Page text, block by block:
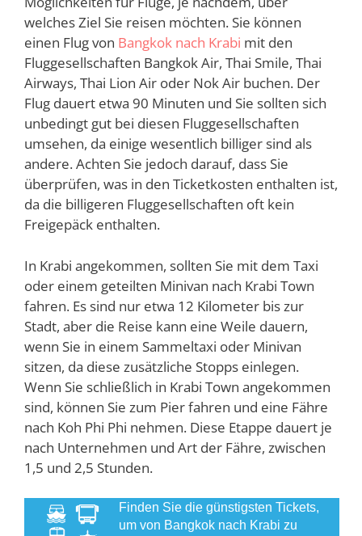
welches Ziel Sie reisen möchten. Sie können
einen Flug von Bangkok nach Krabi mit den
Fluggesellschaften Bangkok Air, Thai Smile, Thai
Airways, Thai Lion Air oder Nok Air buchen. Der
Flug dauert etwa 90 Minuten und Sie sollten sich
unbedingt gut bei diesen Fluggesellschaften
umsehen, da einige wesentlich billiger sind als
andere. Achten Sie jedoch darauf, dass Sie
überprüfen, was in den Ticketkosten enthalten ist,
da die billigeren Fluggesellschaften oft kein
Freigepäck enthalten.
In Krabi angekommen, sollten Sie mit dem Taxi
oder einem geteilten Minivan nach Krabi Town
fahren. Es sind nur etwa 12 Kilometer bis zur
Stadt, aber die Reise kann eine Weile dauern,
wenn Sie in einem Sammeltaxi oder Minivan
sitzen, da diese zusätzliche Stopps einlegen.
Wenn Sie schließlich in Krabi Town angekommen
sind, können Sie zum Pier fahren und eine Fähre
nach Koh Phi Phi nehmen. Diese Etappe dauert je
nach Unternehmen und Art der Fähre, zwischen
1,5 und 2,5 Stunden.
Finden Sie die günstigsten Tickets,
um von Bangkok nach Krabi zu